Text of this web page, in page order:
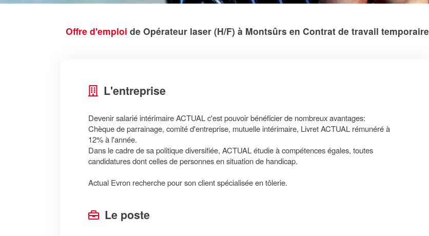
Offre d'emploi de Opérateur laser (H/F) à Montsûrs en Contrat de travail temporaire
L'entreprise
Devenir salarié intérimaire ACTUAL c'est pouvoir bénéficier de nombreux avantages:
Chèque de parrainage, comité d'entreprise, mutuelle intérimaire, Livret ACTUAL rémunéré à
12% à l'année.
Dans le cadre de sa politique diversifiée, ACTUAL étudie à compétences égales, toutes
candidatures dont celles de personnes en situation de handicap.
Actual Evron recherche pour son client spécialisée en tôlerie.
Le poste